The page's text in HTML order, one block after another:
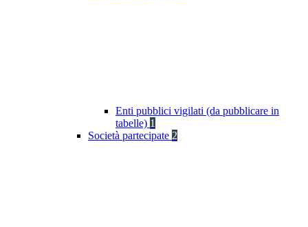
Enti pubblici vigilati (da pubblicare in
tabelle) 1
Società partecipate 2